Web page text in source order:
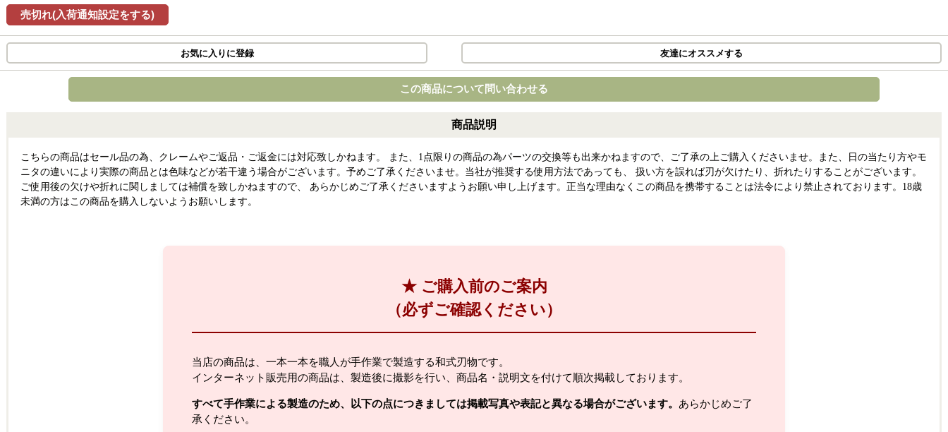
売切れ(入荷通知設定をする)
お気に入りに登録 友達にオススメする
この商品について問い合わせる
商品説明
こちらの商品はセール品の為、クレームやご返品・ご返金には対応致しかねます。 また、1点限りの商品の為パーツの交換等も出来かねますので、ご了承の上ご購入くださいませ。 また、日の当たり方やモ
ニタの違いにより実際の商品とは色味などが若干違う場合がございます。 予めご了承くださいませ。 当社が推奨する使用方法であっても、 扱い方を誤れば刃が欠けたり、折れたりすることがございます。
ご使用後の欠けや折れに関しましては補償を致しかねますので、 あらかじめご了承くださいますようお願い申し上げます。 正当な理由なくこの商品を携帯することは法令により禁止されております。 18歳
未満の方はこの商品を購入しないようお願いします。
★ ご購入前のご案内
（必ずご確認ください）
当店の商品は、一本一本を職人が手作業で製造する和式刃物です。
インターネット販売用の商品は、製造後に撮影を行い、商品名・説明文を付けて順次掲載しております。
すべて手作業による製造のため、以下の点につきましては掲載写真や表記と異なる場合がございます。 あらかじめご了
承ください。